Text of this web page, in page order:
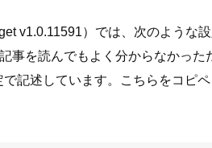
v1.0.11591）では、次のような設
事を読んでもよく分からなかった
記述しています。こちらをコピ